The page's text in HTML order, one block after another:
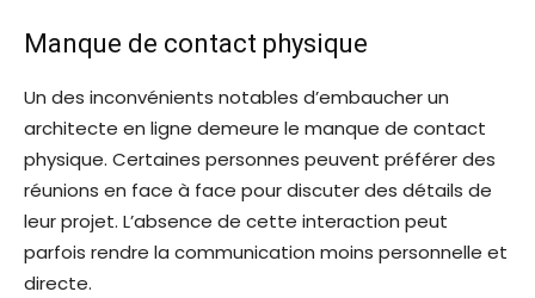
Manque de contact physique
Un des inconvénients notables d’embaucher un
architecte en ligne demeure le manque de contact
physique. Certaines personnes peuvent préférer des
réunions en face à face pour discuter des détails de
leur projet. L’absence de cette interaction peut
parfois rendre la communication moins personnelle et
directe.